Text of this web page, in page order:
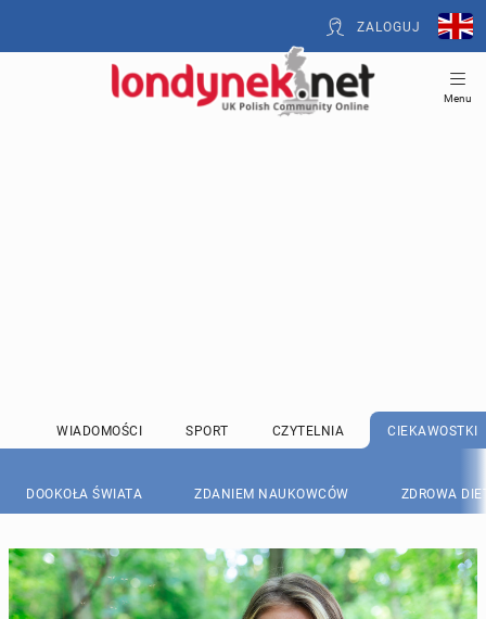
ZALOGUJ
Menu
WIADOMOŚCI SPORT CZYTELNIA CIEKAWOSTKI
DOOKOŁA ŚWIATA ZDANIEM NAUKOWCÓW ZDROWA